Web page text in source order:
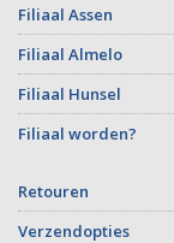
Filiaal Assen
Filiaal Almelo
Filiaal Hunsel
Filiaal worden?
Retouren
Verzendopties